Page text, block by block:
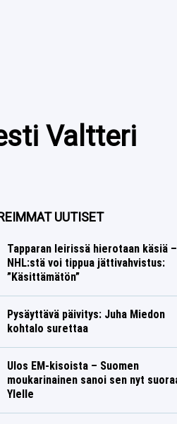
Valtteri
UUTISET
Tapparan leirissä hierotaan käsiä –
NHL:stä voi tippua jättivahvistus:
”Käsittämätön”
Pysäyttävä päivitys: Juha Miedon
kohtalo surettaa
Ulos EM-kisoista – Suomen
moukarinainen sanoi sen nyt
Ylelle